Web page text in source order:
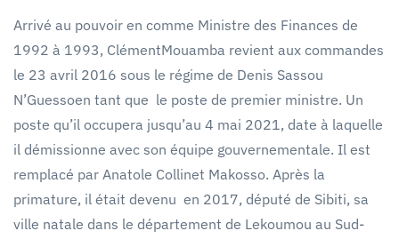
Arrivé au pouvoir en comme Ministre des Finances de
1992 à 1993, ClémentMouamba revient aux commandes
le 23 avril 2016 sous le régime de Denis Sassou
N’Guessoen tant que le poste de premier ministre. Un
poste qu’il occupera jusqu’au 4 mai 2021, date à laquelle
il démissionne avec son équipe gouvernementale. Il est
remplacé par Anatole Collinet Makosso. Après la
primature, il était devenu en 2017, député de Sibiti, sa
ville natale dans le département de Lekoumou au Sud-